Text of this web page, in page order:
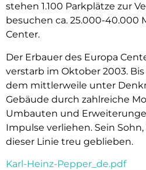
stehen 1.100 Parkplätze zur
besuchen ca. 25.000-40.000
Center.
Der Erbauer des Europa
verstarb im Oktober 2003.
dem mittlerweile unter
Gebäude durch zahlreiche
Umbauten und
Impulse verliehen. Sein
dieser Linie treu geblieben.
Karl-Heinz-Pepper_de.pdf